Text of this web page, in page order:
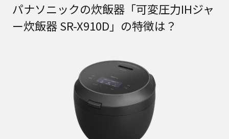
パナソニックの炊飯器「可変圧力IHジャ
ー炊飯器 SR-X910D」の特徴は？